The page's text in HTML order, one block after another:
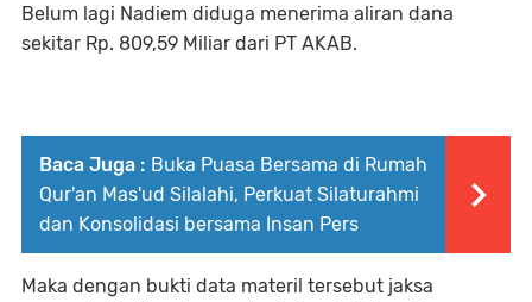
Belum lagi Nadiem diduga menerima aliran dana
sekitar Rp. 809,59 Miliar dari PT AKAB.
Baca Juga : Buka Puasa Bersama di Rumah
Qur'an Mas'ud Silalahi, Perkuat Silaturahmi
dan Konsolidasi bersama Insan Pers
Maka dengan bukti data materil tersebut jaksa